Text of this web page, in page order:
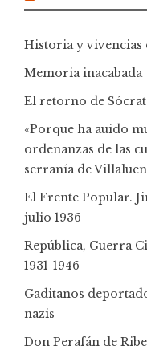
Historia y vivencias
Memoria inacabada
El retorno de
«Porque ha auido
ordenanzas de las
serranía de
El Frente Popular.
julio 1936
República, Guerra
1931-1946
Gaditanos
nazis
Don Perafán de